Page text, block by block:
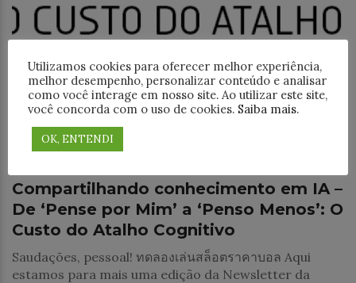
Notícias
Compartilhando conhecimento em IA –
De ‘Pense por Mim’ a ‘Penso Menos’: O
Custo do Atalho Cognitivo
Saudações, pessoal! ทดลองเล่นสล็อตราคาบอล Aqui
estamos para mais uma edição da Newsletter da
Utilizamos cookies para oferecer melhor experiência,
melhor desempenho, personalizar conteúdo e analisar
como você interage em nosso site. Ao utilizar este site,
você concorda com o uso de cookies. Saiba mais.
OK, ENTENDI